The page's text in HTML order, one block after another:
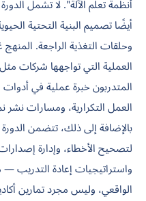
أنظمة تعلم الآلة". لا تشمل
أيضًا تصميم البنية التحتية
وحلقات التغذية الراجعة.
المتدربون خبرة عملية في أدوات
العمل التكرارية، ومسارات نشر
بالإضافة إلى ذلك، تتضمن
لتصحيح الأخطاء، وإدارة
واستراتيجيات إعادة التدريب
الواقعي، وليس مجرد تمارين